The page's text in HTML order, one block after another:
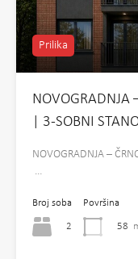
Prilika
NOVOGRADNJA
| 3-SOBNI
NOVOGRADNJA –
…
Broj soba
2
Površina
58